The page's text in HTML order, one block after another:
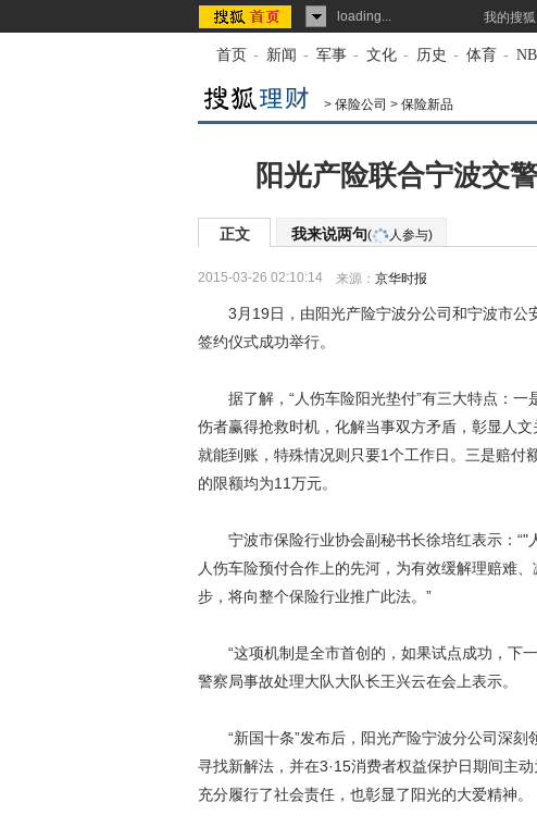
loading... 我的搜狐
首页 - 新闻 - 军事 - 文化 - 历史 - 体育 -
> 保险公司 > 保险新品
阳光产险联合宁波交
正文 我来说两句( 人参与)
2015-03-26 02:10:14 来源： 京华时报
3月19日，由阳光产险宁波分公司和宁波市公
签约仪式成功举行。
据了解，“人伤车险阳光垫付”有三大特点：一
伤者赢得抢救时机，化解当事双方矛盾，彰显人
就能到账，特殊情况则只要1个工作日。三是赔付
的限额均为11万元。
宁波市保险行业协会副秘书长徐培红表示：“"
人伤车险预付合作上的先河，为有效缓解理赔难
步，将向整个保险行业推广此法。”
“这项机制是全市首创的，如果试点成功，下一
警察局事故处理大队大队长王兴云在会上表示。
“新国十条”发布后，阳光产险宁波分公司深刻
寻找新解法，并在3·15消费者权益保护日期间主
充分履行了社会责任，也彰显了阳光的大爱精神。